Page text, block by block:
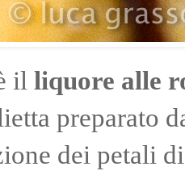
il liquore alle
preparato
dei petali